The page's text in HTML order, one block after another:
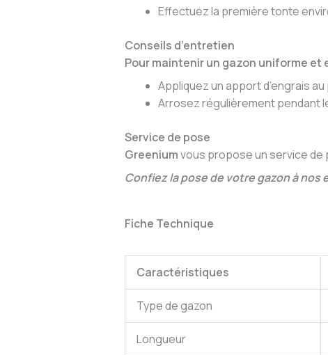
Effectuez la première tonte
Conseils d’entretien
Pour maintenir un gazon uniforme et
Appliquez un apport d’engrais
Arrosez régulièrement pendant
Service de pose
Greeniumvous propose un service de
Confiez la pose de votre gazon à
Fiche Technique
Caractéristiques
Type de gazon
Longueur